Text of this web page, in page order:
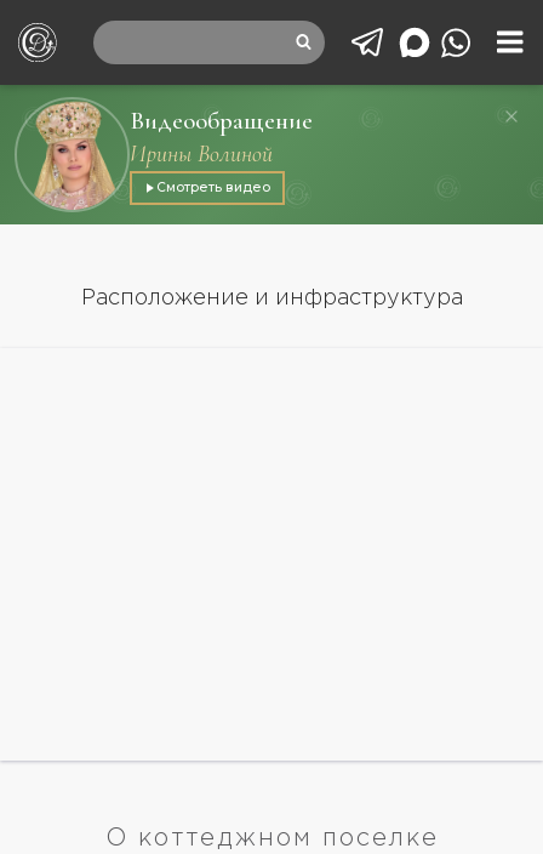
Видеообращение
Ирины Волиной
Смотреть видео
Расположение и инфраструктура
О коттеджном поселке